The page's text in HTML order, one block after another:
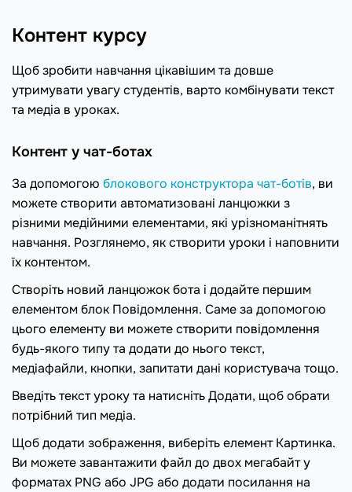
Контент курсу
Щоб зробити навчання цікавішим та довше
утримувати увагу студентів, варто комбінувати текст
та медіа в уроках.
Контент у чат-ботах
За допомогою блокового конструктора чат-ботів, ви
можете створити автоматизовані ланцюжки з
різними медійними елементами, які урізноманітнять
навчання. Розглянемо, як створити уроки і наповнити
їх контентом.
Створіть новий ланцюжок бота і додайте першим
елементом блок Повідомлення. Саме за допомогою
цього елементу ви можете створити повідомлення
будь-якого типу та додати до нього текст,
медіафайли, кнопки, запитати дані користувача тощо.
Введіть текст уроку та натисніть Додати, щоб обрати
потрібний тип медіа.
Щоб додати зображення, виберіть елемент Картинка.
Ви можете завантажити файл до двох мегабайт у
форматах PNG або JPG або додати посилання на